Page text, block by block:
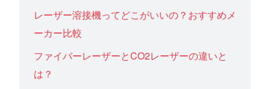
レーザー溶接機ってどこがいいの？おすすめメ
ーカー比較
ファイバーレーザーとCO2レーザーの違いと
は？